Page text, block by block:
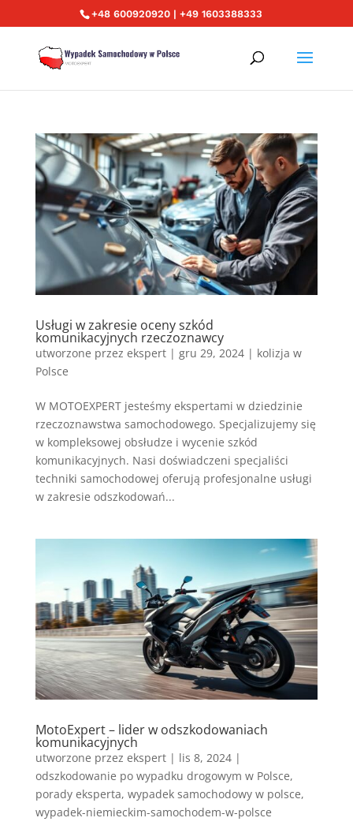
+48 600920920 | +49 1603388333
Usługi w zakresie oceny szkód
komunikacyjnych rzeczoznawcy
utworzone przez ekspert| gru 29, 2024| kolizja w
Polsce
W MOTOEXPERT jesteśmy ekspertami w dziedzinie
rzeczoznawstwa samochodowego. Specjalizujemy się
w kompleksowej obsłudze i wycenie szkód
komunikacyjnych. Nasi doświadczeni specjaliści
techniki samochodowej oferują profesjonalne usługi
w zakresie odszkodowań...
MotoExpert – lider w odszkodowaniach
komunikacyjnych
utworzone przez ekspert| lis 8, 2024|
odszkodowanie po wypadku drogowym w Polsce,
porady eksperta, wypadek samochodowy w polsce,
wypadek-niemieckim-samochodem-w-polsce